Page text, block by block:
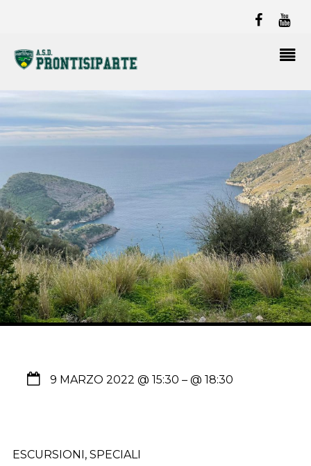
9 MARZO 2022 @ 15:30 – @ 18:30
ESCURSIONI , SPECIALI